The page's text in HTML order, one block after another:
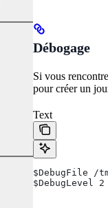
Débogage
Si vous
pour créer un
Text
$DebugFile /
$DebugLevel 2